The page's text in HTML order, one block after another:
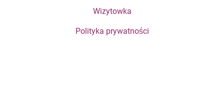
Footer bottom menuWizytowka
Polityka prywatności